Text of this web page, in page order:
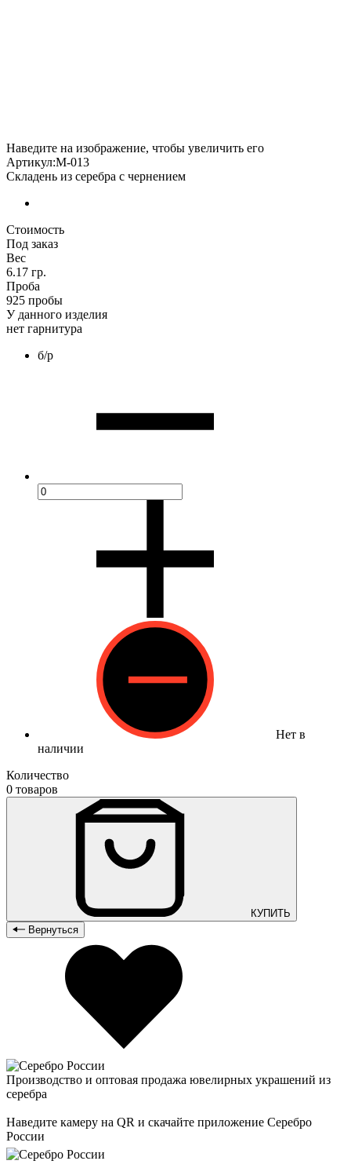
Наведите на изображение, чтобы увеличить его
Артикул:М-013
Складень из серебра с чернением
Стоимость
Под заказ
Вес
6.17 гр.
Проба
925 пробы
У данного изделия
нет гарнитура
б/р
Нет в
наличии
Количество
0 товаров
КУПИТЬ
Вернуться
Производство и оптовая продажа ювелирных украшений из
серебра
Наведите камеру на QR и скачайте приложение Серебро
России